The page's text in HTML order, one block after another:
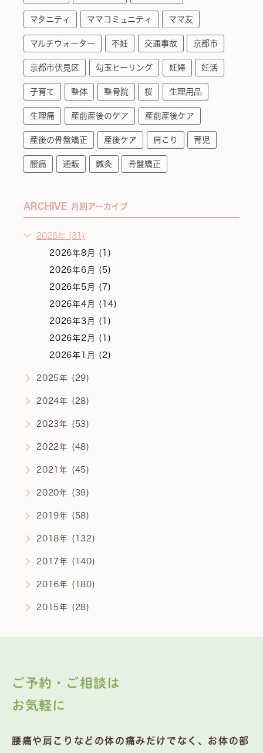
マタニティ ママコミュニティ ママ友
マルチウォーター 不妊 交通事故 京都市
京都市伏見区 勾玉ヒーリング 妊婦 妊活
子育て 整体 整骨院 桜 生理用品
生理痛 産前産後のケア 産前産後ケア
産後の骨盤矯正 産後ケア 肩こり 育児
腰痛 通販 鍼灸 骨盤矯正
ARCHIVE 月別アーカイブ
2026年 (31)
2026年8月 (1)
2026年6月 (5)
2026年5月 (7)
2026年4月 (14)
2026年3月 (1)
2026年2月 (1)
2026年1月 (2)
2025年 (29)
2024年 (28)
2023年 (53)
2022年 (48)
2021年 (45)
2020年 (39)
2019年 (58)
2018年 (132)
2017年 (140)
2016年 (180)
2015年 (28)
ご予約・ご相談は
お気軽に
腰痛や肩こりなどの体の痛みだけでなく、お体の部